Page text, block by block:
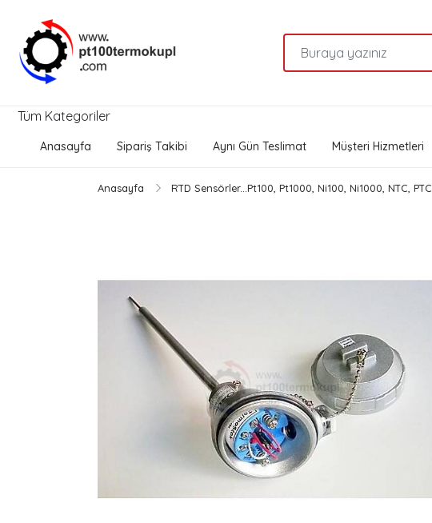
Tüm Kategoriler
Anasayfa Sipariş Takibi Aynı Gün Teslimat Müşteri Hizmetleri
Anasayfa RTD Sensörler...Pt100, Pt1000, Ni100, Ni1000, NTC, PTC